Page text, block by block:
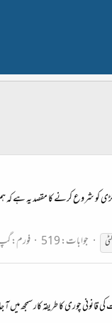
کو شروع کرنے کا مقصد یہ ہے
جوابات: 519 فورم: